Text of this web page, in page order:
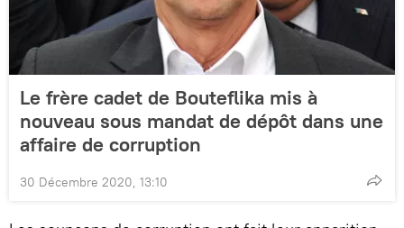
Le frère cadet de Bouteflika mis à
nouveau sous mandat de dépôt dans une
affaire de corruption
30 Décembre 2020, 13:10